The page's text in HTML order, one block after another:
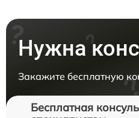
Нужна
Закажите бесплатную
Бесплатная